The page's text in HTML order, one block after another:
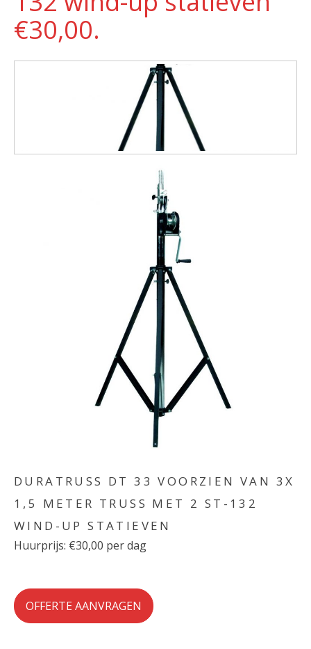
€30,00.
DURATRUSS DT 33 VOORZIEN VAN 3X
1,5 METER TRUSS MET 2 ST-132
WIND-UP STATIEVEN
Huurprijs: €30,00 per dag
OFFERTE AANVRAGEN